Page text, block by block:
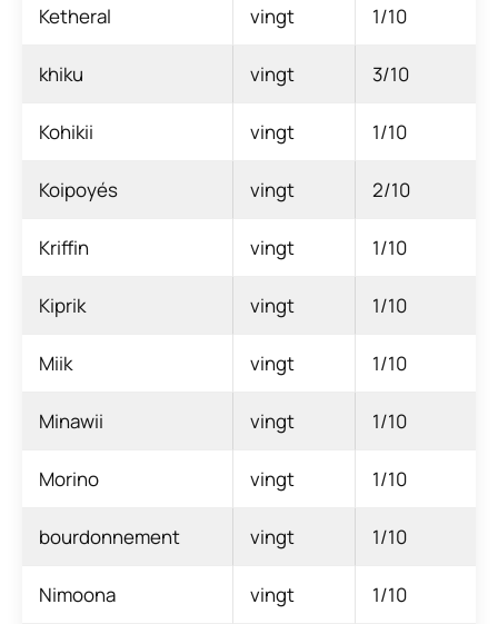
Ketheral vingt 1/10
khiku vingt 3/10
Kohikii vingt 1/10
Koipoyés vingt 2/10
Kriffin vingt 1/10
Kiprik vingt 1/10
Miik vingt 1/10
Minawii vingt 1/10
Morino vingt 1/10
bourdonnement vingt 1/10
Nimoona vingt 1/10